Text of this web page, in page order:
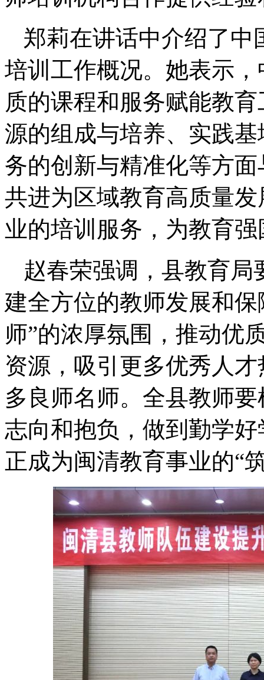
郑莉在讲话中介绍了中
培训工作概况。她表示
质的课程和服务赋能教
源的组成与培养、实践
务的创新与精准化等方
共进为区域教育高质量
业的培训服务，为教育
赵春荣强调，县教育
建全方位的教师发展和
师”的浓厚氛围，推动优
资源，吸引更多优秀人
多良师名师。全县教师
志向和抱负，做到勤学
正成为闽清教育事业的“